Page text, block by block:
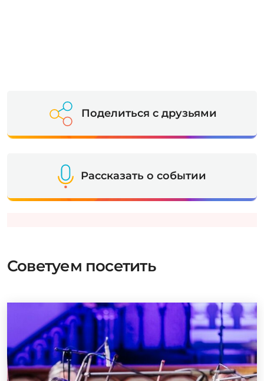
Поделиться с друзьями
Рассказать о событии
Советуем посетить